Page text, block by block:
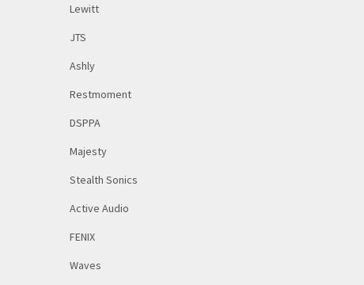
Lewitt
JTS
Ashly
Restmoment
DSPPA
Majesty
Stealth Sonics
Active Audio
FENIX
Waves